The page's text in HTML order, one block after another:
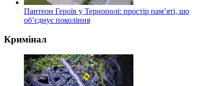
Пантеон Героїв у Тернополі: простір пам’яті, що
об’єднує покоління
Кримінал